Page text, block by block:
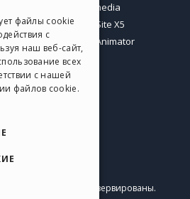
Incomedia
WebSite X5
WebAnimator
s.r.l.
Все права зарезервированы.
GERMAN
SPANISH
PORTUGUESE
POLISH
файлы cookie
с
наш веб-сайт,
всех
с нашей
файлов cookie.